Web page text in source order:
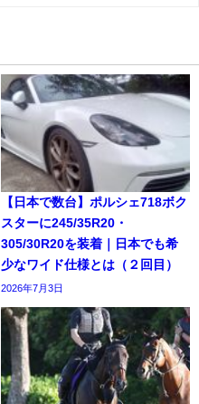
【日本で数台】ポルシェ718ボク
スターに245/35R20・
305/30R20を装着｜日本でも希
少なワイド仕様とは（２回目）
2026年7月3日